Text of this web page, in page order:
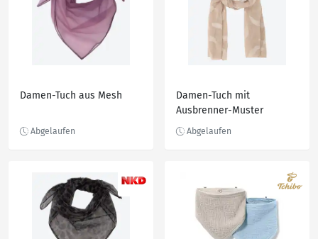
Damen-Tuch aus Mesh
Damen-Tuch mit
Ausbrenner-Muster